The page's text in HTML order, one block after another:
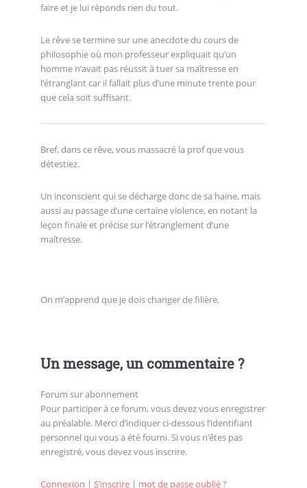
faire et je lui réponds rien du tout.
Le rêve se termine sur une anecdote du cours de
philosophie où mon professeur expliquait qu’un
homme n’avait pas réussit à tuer sa maîtresse en
l’étranglant car il fallait plus d’une minute trente pour
que cela soit suffisant.
Bref, dans ce rêve, vous massacré la prof que vous
détestiez.
Un inconscient qui se décharge donc de sa haine, mais
aussi au passage d’une certaine violence, en notant la
leçon finale et précise sur l’étranglement d’une
maîtresse.
On m’apprend que je dois changer de filière.
Un message, un commentaire ?
Forum sur abonnement
Pour participer à ce forum, vous devez vous enregistrer
au préalable. Merci d’indiquer ci-dessous l’identifiant
personnel qui vous a été fourni. Si vous n’êtes pas
enregistré, vous devez vous inscrire.
Connexion | S’inscrire| mot de passe oublié ?